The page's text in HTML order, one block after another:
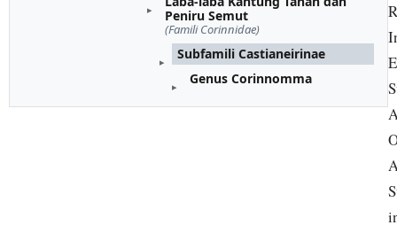
Peniru Semut
(Famili Corinnidae)
Subfamili Castianeirinae
Genus Corinnomma